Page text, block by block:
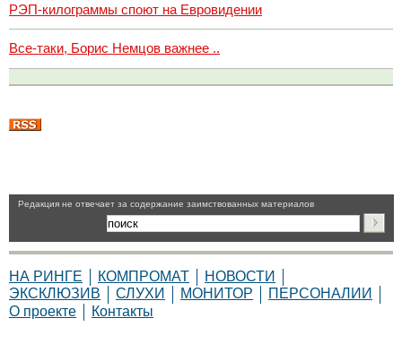
РЭП-килограммы споют на Евровидении
Все-таки, Борис Немцов важнее ..
Pедакция не отвечает за содержание заимствованных материалов
НА РИНГЕ КОМПРОМАТ
НОВОСТИ
ЭКСКЛЮЗИВ
СЛУХИ МОНИТОР
ПЕРСОНАЛИИ
О проекте
Контакты